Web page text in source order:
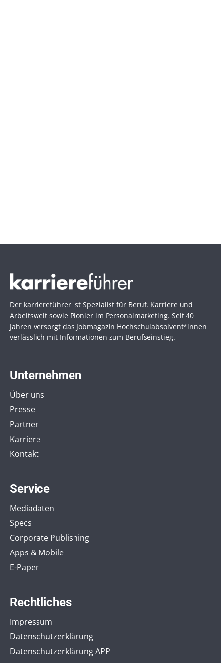
Der karriereführer ist Spezialist für Beruf, Karriere und
Arbeitswelt sowie Pionier im Personal­marketing. Seit 40
Jahren versorgt das Jobmagazin Hochschul­absolvent*innen
verlässlich mit Informationen zum Berufseinstieg.
Unternehmen
Über uns
Presse
Partner
Karriere
Kontakt
Service
Mediadaten
Specs
Corporate Publishing
Apps & Mobile
E-Paper
Rechtliches
Impressum
Datenschutzerklärung
Datenschutzerklärung APP